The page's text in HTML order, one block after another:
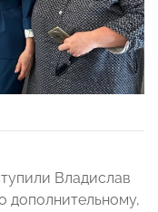
Владислав
дополнительному,